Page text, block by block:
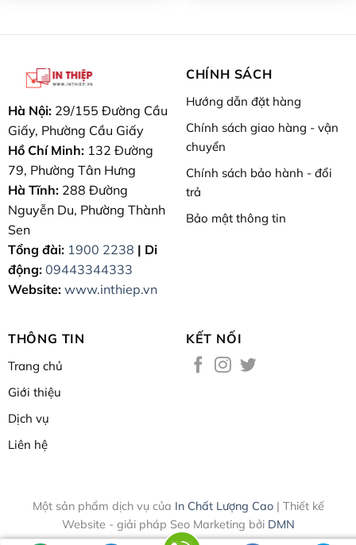
Hà Nội: 29/155 Đường Cầu
Giấy, Phường Cầu Giấy
Hồ Chí Minh:132 Đường
79, Phường Tân Hưng
Hà Tĩnh:288 Đường
Nguyễn Du, Phường Thành
Sen
Tổng đài: 1900 2238 | Di
động: 09443344333
Website: www.inthiep.vn
CHÍNH SÁCH
Hướng dẫn đặt hàng
Chính sách giao hàng - vận
chuyển
Chính sách bảo hành - đổi
trả
Bảo mật thông tin
THÔNG TIN
Trang chủ
Giới thiệu
Dịch vụ
Liên hệ
KẾT NỐI
Một sản phẩm dịch vụ của In Chất Lượng Cao| Thiết kế
Website - giải pháp Seo Marketing bởi DMN